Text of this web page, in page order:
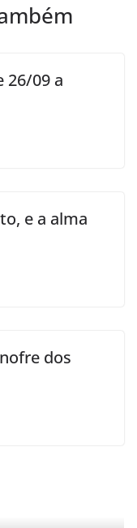
26/09 a
e a alma
dos